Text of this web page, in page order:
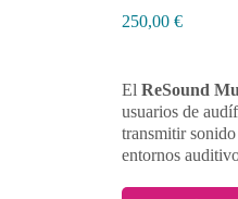
250,00 €
El ReSound
usuarios de
transmitir
entornos